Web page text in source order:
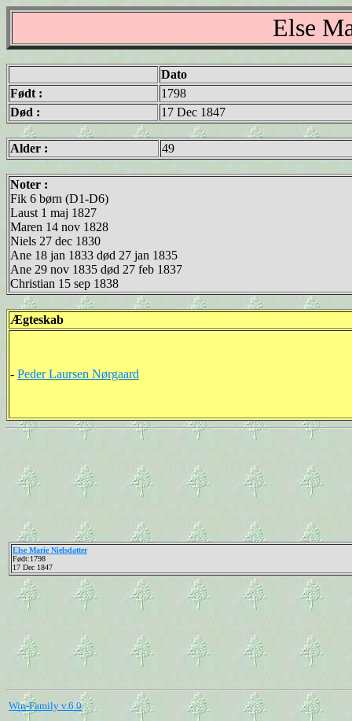
Else
Dato
Født :
1798
Død :
17 Dec 1847
Alder : 49
Noter :
Fik 6 børn (D1-D6)
Laust 1 maj 1827
Maren 14 nov 1828
Niels 27 dec 1830
Ane 18 jan 1833 død 27 jan 1835
Ane 29 nov 1835 død 27 feb 1837
Christian 15 sep 1838
Ægteskab
- Peder Laursen Nørgaard
Else Marie Nielsdatter
Født:1798
17 Dec 1847
Win-Family v.6.0